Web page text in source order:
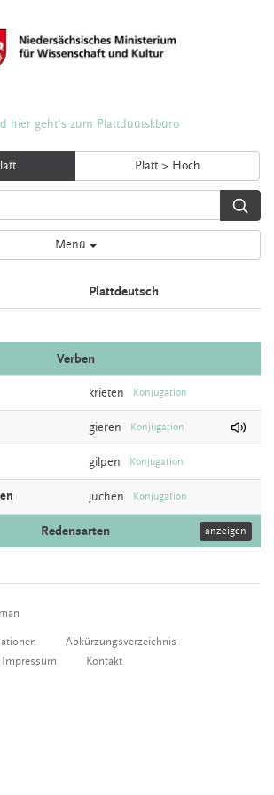
hier geht's zum Plattdüütskbüro
Platt > Hoch
Menü
Plattdeutsch
Verben
krieten Konjugation
gieren Konjugation
gilpen Konjugation
juchen Konjugation
Redensarten anzeigen
Abkürzungsverzeichnis
Impressum Kontakt